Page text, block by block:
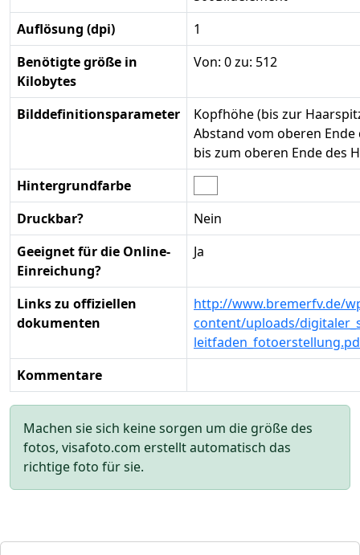
Auflösung (dpi)
1
Benötigte größe in
Kilobytes
Von: 0 zu: 512
Bilddefinitionsparameter
Kopfhöhe (bis zur
Abstand vom oberen Ende
bis zum oberen Ende des
Hintergrundfarbe
Druckbar?
Nein
Geeignet für die Online-
Einreichung?
Ja
Links zu offiziellen
dokumenten
http://www.bremerfv.de/
content/uploads/
Kommentare
Machen sie sich keine sorgen um die größe des
fotos, visafoto.com erstellt automatisch das
richtige foto für sie.